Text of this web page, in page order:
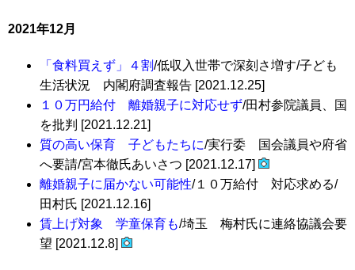
2021年12月
「食料買えず」４割/低収入世帯で深刻さ増す/子ども
生活状況 内閣府調査報告 [2021.12.25]
１０万円給付 離婚親子に対応せず/田村参院議員、国
を批判 [2021.12.21]
質の高い保育 子どもたちに/実行委 国会議員や府省
へ要請/宮本徹氏あいさつ [2021.12.17]
離婚親子に届かない可能性/１０万給付 対応求める/
田村氏 [2021.12.16]
賃上げ対象 学童保育も/埼玉 梅村氏に連絡協議会要
望 [2021.12.8]